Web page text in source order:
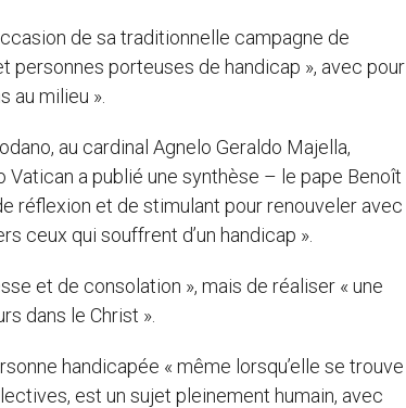
de sa traditionnelle campagne de
personnes porteuses de handicap », avec pour
au milieu ».
au cardinal Agnelo Geraldo Majella,
a publié une synthèse – le pape Benoît
réflexion et de stimulant pour renouveler avec
ceux qui souffrent d’un handicap ».
et de consolation », mais de réaliser « une
dans le Christ ».
handicapée « même lorsqu’elle se trouve
est un sujet pleinement humain, avec